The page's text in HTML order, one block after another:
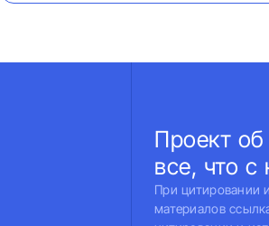
Проект
все, что с
При цитировании
материалов